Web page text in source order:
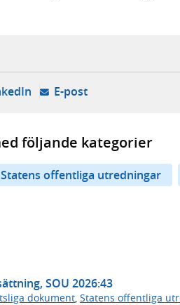
flik, extern webbplats,
i ny flik, extern webbplats,
- öppnas i ny flik, extern
E-post- öppnar din e-
följande kategorier
Statens offentliga utredningar
SOU 2026:43
dokument Statens offentliga